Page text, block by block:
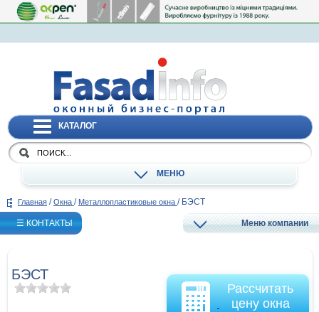
КАТАЛОГ
МЕНЮ
Главная / Окна / Металлопластиковые окна / БЭСТ
☰ КОНТАКТЫ Меню компании
БЭСТ
Рассчитать
цену окна